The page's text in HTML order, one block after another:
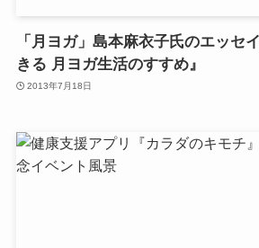
「月ヨガ」島本麻衣子氏のエッセ
きる 月ヨガ生活のすすめ』
2013年7月18日